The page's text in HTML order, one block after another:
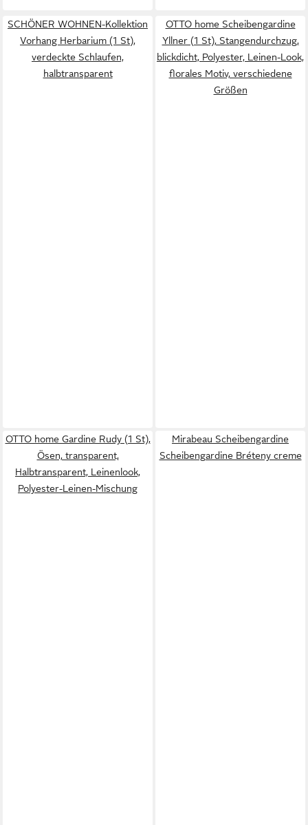
SCHÖNER WOHNEN-Kollektion
Vorhang Herbarium (1 St),
verdeckte Schlaufen,
halbtransparent
OTTO home Scheibengardine
Yllner (1 St), Stangendurchzug,
blickdicht, Polyester, Leinen-Look,
florales Motiv, verschiedene
Größen
OTTO home Gardine Rudy (1 St),
Ösen, transparent,
Halbtransparent, Leinenlook,
Polyester-Leinen-Mischung
Mirabeau Scheibengardine
Scheibengardine Bréteny creme